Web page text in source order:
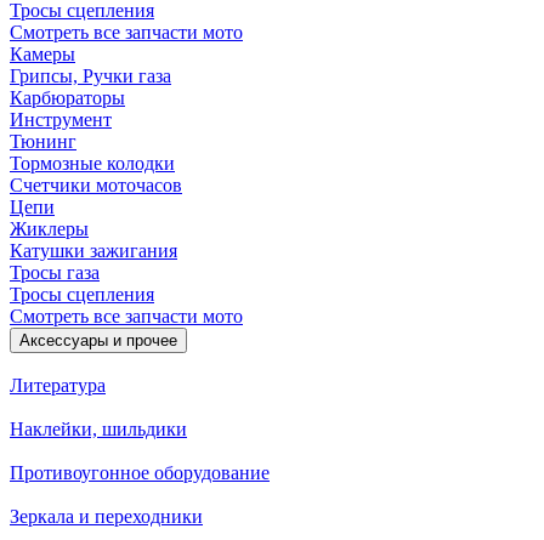
Тросы сцепления
Смотреть все запчасти мото
Камеры
Грипсы, Ручки газа
Карбюраторы
Инструмент
Тюнинг
Тормозные колодки
Счетчики моточасов
Цепи
Жиклеры
Катушки зажигания
Тросы газа
Тросы сцепления
Смотреть все запчасти мото
Аксессуары и прочее
Литература
Наклейки, шильдики
Противоугонное оборудование
Зеркала и переходники